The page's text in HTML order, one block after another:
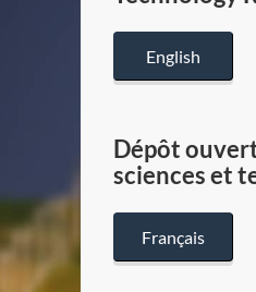
English
Dépôt
sciences et
Français